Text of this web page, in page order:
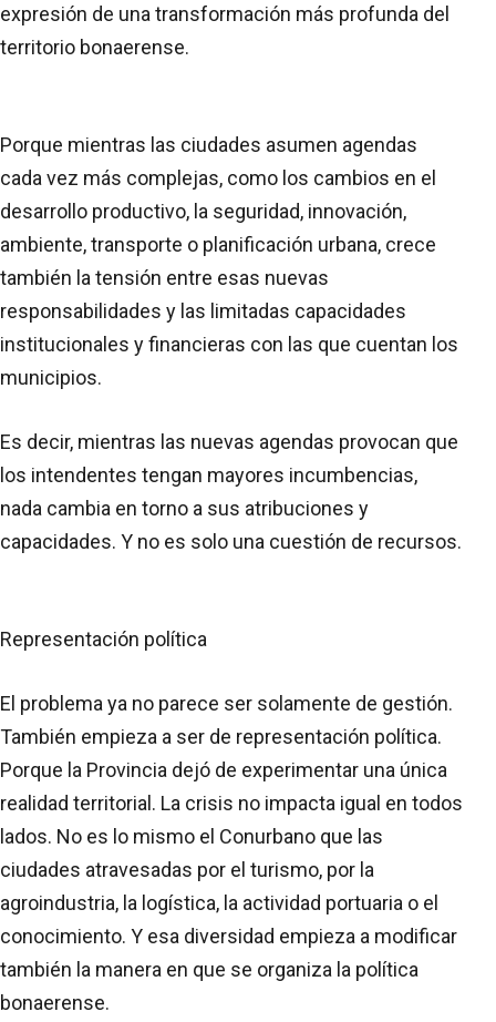
expresión de una transformación más profunda del
territorio bonaerense.
Porque mientras las ciudades asumen agendas
cada vez más complejas, como los cambios en el
desarrollo productivo, la seguridad, innovación,
ambiente, transporte o planificación urbana, crece
también la tensión entre esas nuevas
responsabilidades y las limitadas capacidades
institucionales y financieras con las que cuentan los
municipios.
Es decir, mientras las nuevas agendas provocan que
los intendentes tengan mayores incumbencias,
nada cambia en torno a sus atribuciones y
capacidades. Y no es solo una cuestión de recursos.
Representación política
El problema ya no parece ser solamente de gestión.
También empieza a ser de representación política.
Porque la Provincia dejó de experimentar una única
realidad territorial. La crisis no impacta igual en todos
lados. No es lo mismo el Conurbano que las
ciudades atravesadas por el turismo, por la
agroindustria, la logística, la actividad portuaria o el
conocimiento. Y esa diversidad empieza a modificar
también la manera en que se organiza la política
bonaerense.